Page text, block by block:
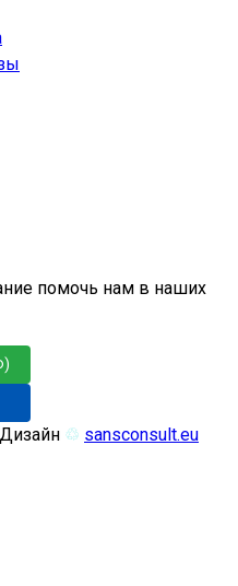
помочь нам в наших
♲ sansconsult.eu